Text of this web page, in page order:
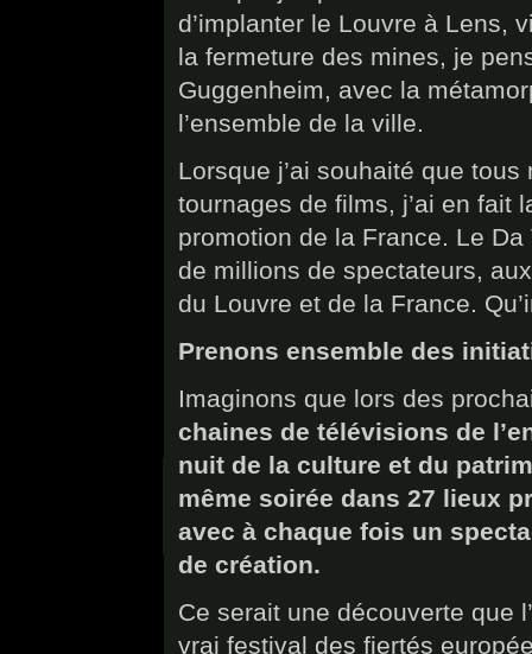
d’implanter le Louvre à Lens,
la fermeture des mines, je
Guggenheim, avec la
l’ensemble de la ville.
Lorsque j’ai souhaité que
tournages de films, j’ai en fait
promotion de la France. Le
de millions de spectateurs,
du Louvre et de la France.
Prenons ensemble des
Imaginons que lors des
chaines de télévisions de
nuit de la culture et du
même soirée dans 27 lieux
avec à chaque fois un
de création.
Ce serait une découverte que
vrai festival des fiertés